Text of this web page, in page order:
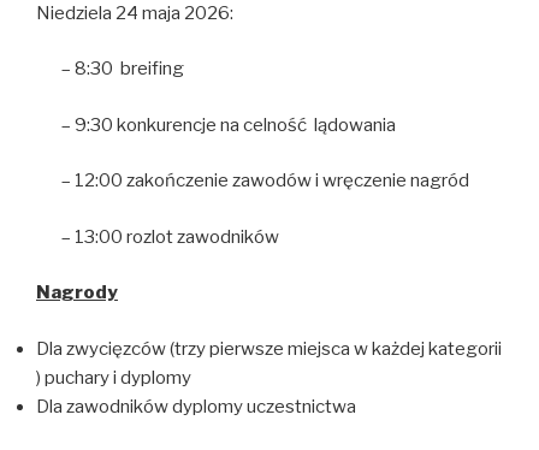
Niedziela 24 maja 2026:
– 8:30 breifing
– 9:30 konkurencje na celność lądowania
– 12:00 zakończenie zawodów i wręczenie nagród
– 13:00 rozlot zawodników
Nagrody
Dla zwycięzców (trzy pierwsze miejsca w każdej kategorii
) puchary i dyplomy
Dla zawodników dyplomy uczestnictwa